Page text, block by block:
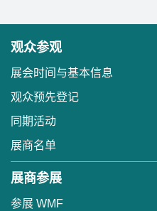
观众参观
展会时间与基本信息
观众预先登记
同期活动
展商名单
展商参展
参展 WMF